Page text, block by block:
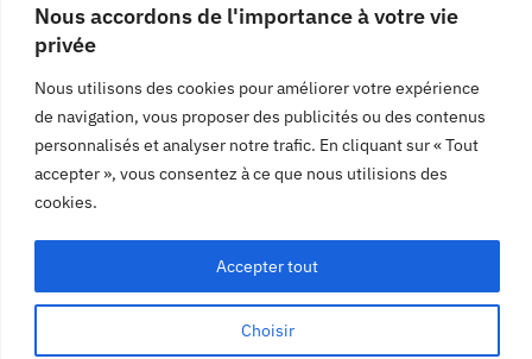
Nous accordons de l'importance à votre vie
privée
Nous utilisons des cookies pour améliorer votre expérience
de navigation, vous proposer des publicités ou des contenus
personnalisés et analyser notre trafic. En cliquant sur « Tout
accepter », vous consentez à ce que nous utilisions des
cookies.
Choisir
Accepter tout
"Produits totalement conformes à leurs descriptions."
"Satisfaite des produits que j'ai commandé, je vous
recommande."
© Panier Linge.2023. Tous droit réservé.